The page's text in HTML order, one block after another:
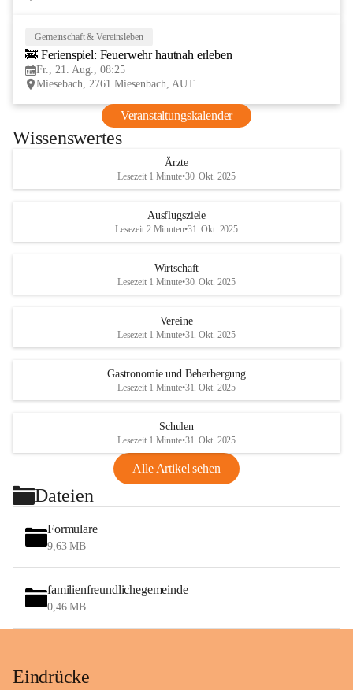
Gemeinschaft & Vereinsleben
🚒 Ferienspiel: Feuerwehr hautnah erleben
Fr., 21. Aug., 08:25
Miesebach, 2761 Miesenbach, AUT
Veranstaltungskalender
Wissenswertes
Ärzte
Lesezeit 1 Minute•30. Okt. 2025
Ausflugsziele
Lesezeit 2 Minuten•31. Okt. 2025
Wirtschaft
Lesezeit 1 Minute•30. Okt. 2025
Vereine
Lesezeit 1 Minute•31. Okt. 2025
Gastronomie und Beherbergung
Lesezeit 1 Minute•31. Okt. 2025
Schulen
Lesezeit 1 Minute•31. Okt. 2025
Alle Artikel sehen
Dateien
Formulare
9,63 MB
familienfreundlichegemeinde
0,46 MB
Eindrücke